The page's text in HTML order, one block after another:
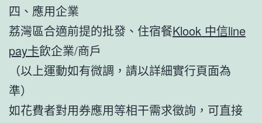
四、應用企業
荔灣區合適前提的批發、住宿餐Klook 中信line
pay卡飲企業/商戶
（以上運動如有微調，請以詳細實行頁面為
準）
如花費者對用券應用等相干需求徵詢，可直接